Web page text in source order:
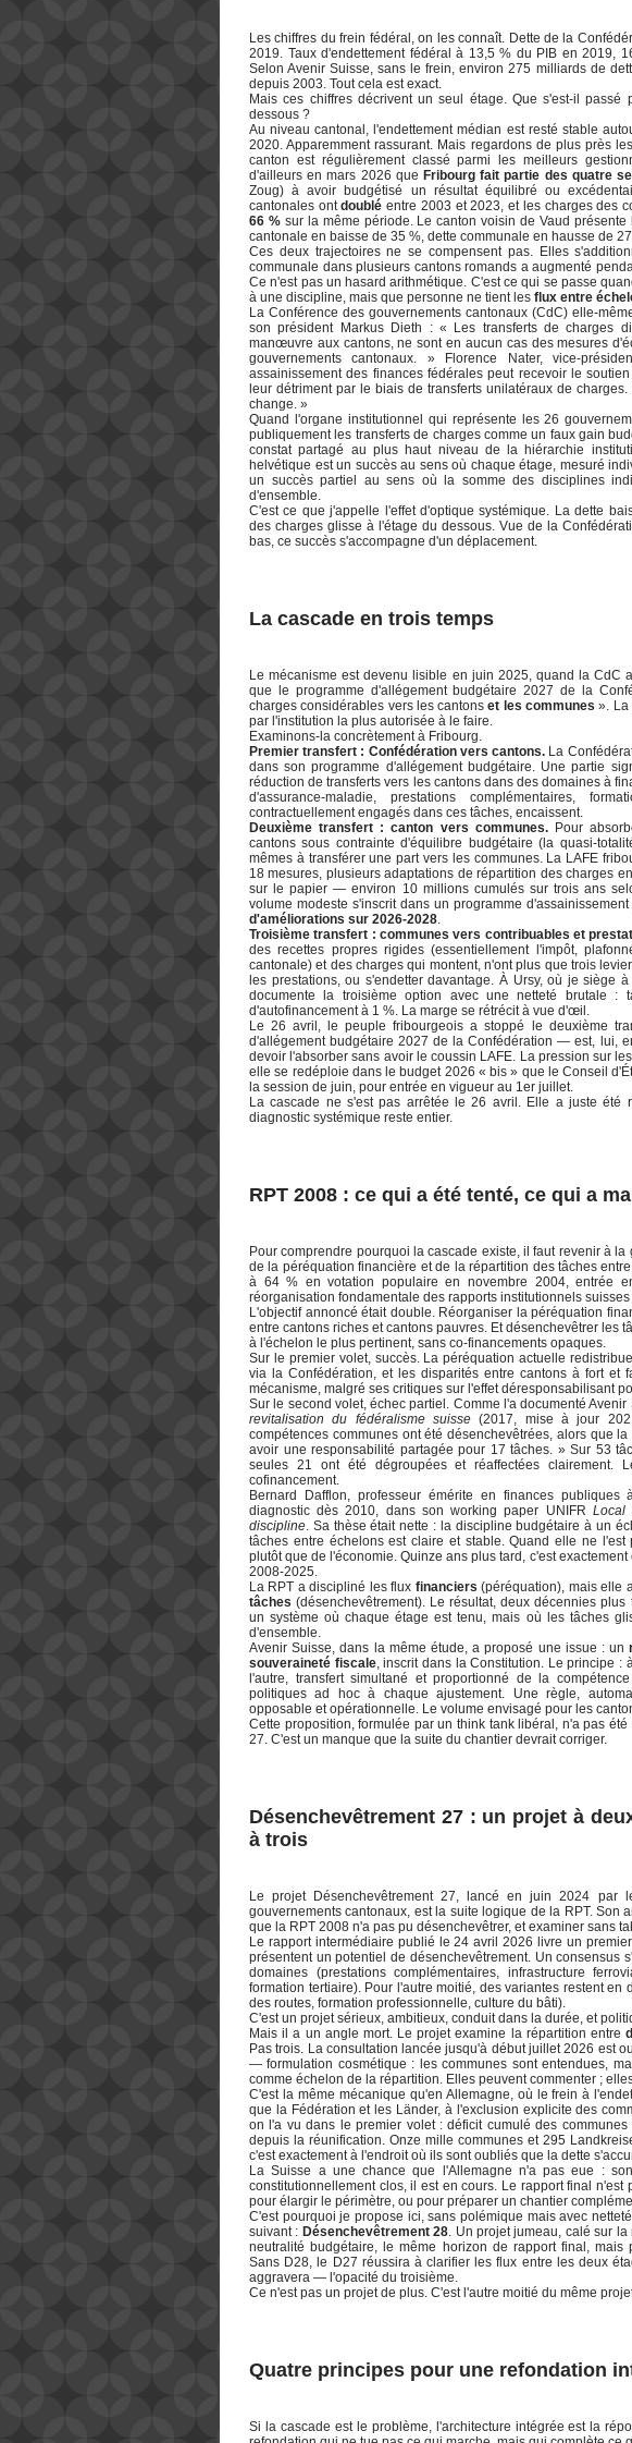
Les chiffres du frein fédéral, on les connaît. Dette de la
2019. Taux d'endettement fédéral à 13,5 % du PIB en 2019,
Selon Avenir Suisse, sans le frein, environ 275 milliards de
depuis 2003. Tout cela est exact.
Mais ces chiffres décrivent un seul étage. Que s'est-il
dessous ?
Au niveau cantonal, l'endettement médian est resté stable
2020. Apparemment rassurant. Mais regardons de plus près
canton est régulièrement classé parmi les meilleurs
d'ailleurs en mars 2026 que Fribourg fait partie des quatre
Zoug) à avoir budgétisé un résultat équilibré ou
cantonales ontdoublé entre 2003 et 2023, et les charges des
66 %sur la même période. Le canton voisin de Vaud
cantonale en baisse de 35 %, dette communale en hausse de
Ces deux trajectoires ne se compensent pas. Elles
communale dans plusieurs cantons romands a augmenté
Ce n'est pas un hasard arithmétique. C'est ce qui se passe
à une discipline, mais que personne ne tient les flux entre
La Conférence des gouvernements cantonaux (CdC) elle-
son président Markus Dieth : « Les transferts de charges
manœuvre aux cantons, ne sont en aucun cas des mesures
gouvernements cantonaux. » Florence Nater, vice-
assainissement des finances fédérales peut recevoir le
leur détriment par le biais de transferts unilatéraux de
change. »
Quand l'organe institutionnel qui représente les 26
publiquement les transferts de charges comme un faux gain
constat partagé au plus haut niveau de la hiérarchie
helvétique est un succès au sens où chaque étage, mesuré
un succès partiel au sens où la somme des disciplines
d'ensemble.
C'est ce que j'appelle l'effet d'optique systémique. La dette
des charges glisse à l'étage du dessous. Vue de la
bas, ce succès s'accompagne d'un déplacement.
La cascade en trois temps
Le mécanisme est devenu lisible en juin 2025, quand la CdC
que le programme d'allégement budgétaire 2027 de la
charges considérables vers les cantonset les communes ». La
par l'institution la plus autorisée à le faire.
Examinons-la concrètement à Fribourg.
Premier transfert : Confédération vers cantons. La
dans son programme d'allégement budgétaire. Une partie
réduction de transferts vers les cantons dans des domaines à
d'assurance-maladie, prestations complémentaires,
contractuellement engagés dans ces tâches, encaissent.
Deuxième transfert : canton vers communes.Pour
cantons sous contrainte d'équilibre budgétaire (la quasi-
mêmes à transférer une part vers les communes. La LAFE
18 mesures, plusieurs adaptations de répartition des charges
sur le papier — environ 10 millions cumulés sur trois ans
volume modeste s'inscrit dans un programme
d'améliorations sur 2026-2028.
Troisième transfert : communes vers contribuables et
des recettes propres rigides (essentiellement l'impôt,
cantonale) et des charges qui montent, n'ont plus que trois
les prestations, ou s'endetter davantage. À Ursy, où je siège
documente la troisième option avec une netteté brutale :
d'autofinancement à 1 %. La marge se rétrécit à vue d'œil.
Le 26 avril, le peuple fribourgeois a stoppé le deuxième
d'allégement budgétaire 2027 de la Confédération — est, lui,
devoir l'absorber sans avoir le coussin LAFE. La pression sur
elle se redéploie dans le budget 2026 « bis » que le Conseil
la session de juin, pour entrée en vigueur au 1er juillet.
La cascade ne s'est pas arrêtée le 26 avril. Elle a juste été
diagnostic systémique reste entier.
RPT 2008 : ce qui a été tenté, ce qui a
Pour comprendre pourquoi la cascade existe, il faut revenir à
de la péréquation financière et de la répartition des tâches
à 64 % en votation populaire en novembre 2004, entrée
réorganisation fondamentale des rapports institutionnels
L'objectif annoncé était double. Réorganiser la péréquation
entre cantons riches et cantons pauvres. Et désenchevêtrer les
à l'échelon le plus pertinent, sans co-financements opaques.
Sur le premier volet, succès. La péréquation actuelle
via la Confédération, et les disparités entre cantons à fort et
mécanisme, malgré ses critiques sur l'effet déresponsabilisant
Sur le second volet, échec partiel. Comme l'a documenté
revitalisation du fédéralisme suisse (2017, mise à jour
compétences communes ont été désenchevêtrées, alors que
avoir une responsabilité partagée pour 17 tâches. » Sur 53
seules 21 ont été dégroupées et réaffectées
cofinancement.
Bernard Dafflon, professeur émérite en finances
diagnostic dès 2010, dans son working paper UNIFR Local
discipline. Sa thèse était nette : la discipline budgétaire à un
tâches entre échelons est claire et stable. Quand elle ne
plutôt que de l'économie. Quinze ans plus tard, c'est
2008-2025.
La RPT a discipliné les flux financiers (péréquation), mais elle
tâches (désenchevêtrement). Le résultat, deux décennies
un système où chaque étage est tenu, mais où les tâches
d'ensemble.
Avenir Suisse, dans la même étude, a proposé une issue : un
souveraineté fiscale, inscrit dans la Constitution. Le principe :
l'autre, transfert simultané et proportionné de la
politiques ad hoc à chaque ajustement. Une règle,
opposable et opérationnelle. Le volume envisagé pour les
Cette proposition, formulée par un think tank libéral, n'a pas
27. C'est un manque que la suite du chantier devrait corriger.
Désenchevêtrement 27 : un projet à
à trois
Le projet Désenchevêtrement 27, lancé en juin 2024 par
gouvernements cantonaux, est la suite logique de la RPT. Son
que la RPT 2008 n'a pas pu désenchevêtrer, et examiner sans
Le rapport intermédiaire publié le 24 avril 2026 livre un
présentent un potentiel de désenchevêtrement. Un consensus
domaines (prestations complémentaires, infrastructure
formation tertiaire). Pour l'autre moitié, des variantes restent en
des routes, formation professionnelle, culture du bâti).
C'est un projet sérieux, ambitieux, conduit dans la durée, et
Mais il a un angle mort. Le projet examine la répartition entre
Pas trois. La consultation lancée jusqu'à début juillet 2026 est
— formulation cosmétique : les communes sont entendues,
comme échelon de la répartition. Elles peuvent commenter ;
C'est la même mécanique qu'en Allemagne, où le frein à
que la Fédération et les Länder, à l'exclusion explicite des
on l'a vu dans le premier volet : déficit cumulé des
depuis la réunification. Onze mille communes et 295
c'est exactement à l'endroit où ils sont oubliés que la dette
La Suisse a une chance que l'Allemagne n'a pas eue :
constitutionnellement clos, il est en cours. Le rapport final
pour élargir le périmètre, ou pour préparer un chantier
C'est pourquoi je propose ici, sans polémique mais avec
suivant : Désenchevêtrement 28. Un projet jumeau, calé sur
neutralité budgétaire, le même horizon de rapport final, mais
Sans D28, le D27 réussira à clarifier les flux entre les deux
aggravera — l'opacité du troisième.
Ce n'est pas un projet de plus. C'est l'autre moitié du même
Quatre principes pour une refondation
Si la cascade est le problème, l'architecture intégrée est la